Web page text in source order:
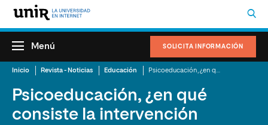
SOLICITA INFORMACIÓN
Menú
Inicio Revista - Noticias Educación
Psicoeducación, ¿en qué
consiste la intervención